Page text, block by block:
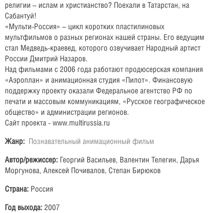
религии – ислам и христианство? Поехали в Татарстан, на
Сабантуй!
«Мульти-Россия» – цикл коротких пластилиновых
мультфильмов о разных регионах нашей страны. Его ведущим
стал Медведь-краевед, которого озвучивает Народный артист
России Дмитрий Назаров.
Над фильмами с 2006 года работают продюсерская компания
«Аэроплан» и анимационная студия «Пилот». Финансовую
поддержку проекту оказали Федеральное агентство РФ по
печати и массовым коммуникациям, «Русское географическое
общество» и администрации регионов.
Сайт проекта - www.multirussia.ru
Жанр: Познавательный анимационный фильм
Автор/режиссер: Георгий Васильев, Валентин Телегин, Дарья
Моргунова, Алексей Почивалов, Степан Бирюков
Страна: Россия
Год выхода: 2007